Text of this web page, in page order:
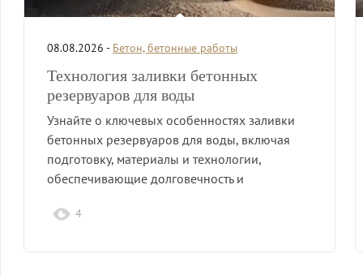
08.08.2026 - Бетон, бетонные работы
Технология заливки бетонных
резервуаров для воды
Узнайте о ключевых особенностях заливки
бетонных резервуаров для воды, включая
подготовку, материалы и технологии,
обеспечивающие долговечность и
4